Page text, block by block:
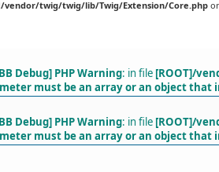
vendor/twig/twig/lib/Twig/Extension/Core.php
Debug] PHP Warning: in file [ROOT]/
must be an array or an object that
Debug] PHP Warning: in file [ROOT]/
must be an array or an object that